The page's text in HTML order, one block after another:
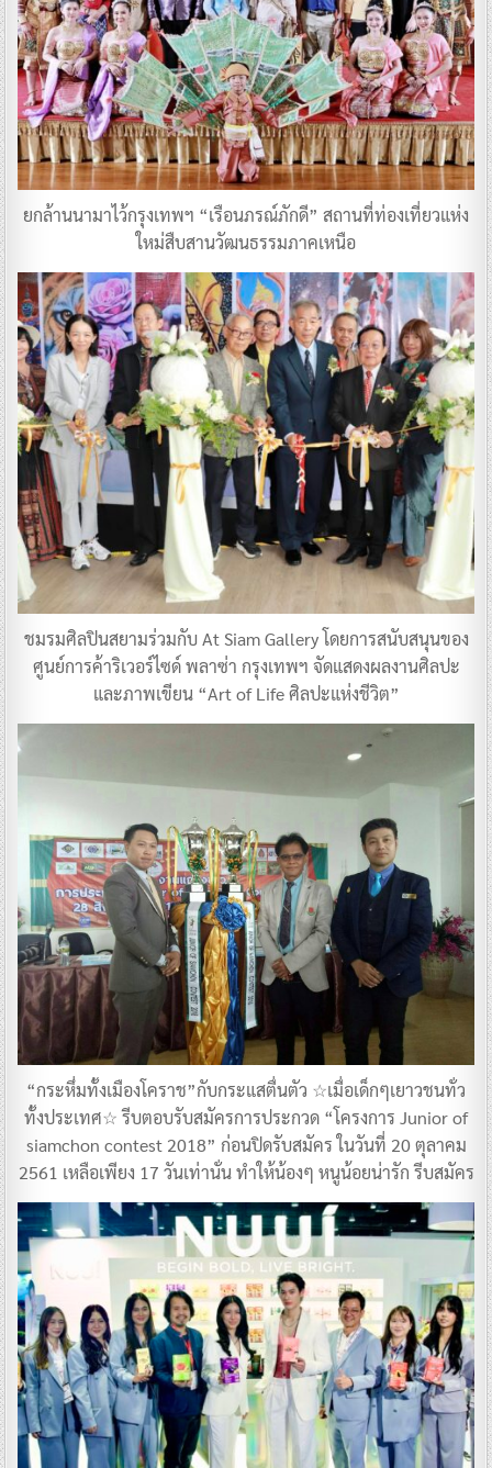
ยกล้านนามาไว้กรุงเทพฯ “เรือนภรณ์ภักดี” สถานที่ท่องเที่ยวแห่ง
ใหม่สืบสานวัฒนธรรมภาคเหนือ
ชมรมศิลปินสยามร่วมกับ At Siam Gallery โดยการสนับสนุนของ
ศูนย์การค้าริเวอร์ไซด์ พลาซ่า กรุงเทพฯ จัดแสดงผลงานศิลปะ
และภาพเขียน “Art of Life ศิลปะแห่งชีวิต”
“กระหึ่มทั้งเมืองโคราช”กับกระแสตื่นตัว ☆เมื่อเด็กๆเยาวชนทั่ว
ทั้งประเทศ☆ รีบตอบรับสมัครการประกวด “โครงการ Junior of
siamchon contest 2018” ก่อนปิดรับสมัคร ในวันที่ 20 ตุลาคม
2561 เหลือเพียง 17 วันเท่านั่น ทำให้น้องๆ หนูน้อยน่ารัก รีบสมัคร